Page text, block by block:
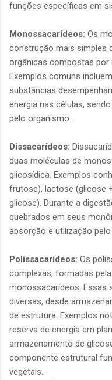
funções específicas em
Monossacarídeos: Os
construção mais simples
orgânicas compostas por
Exemplos comuns
substâncias
energia nas células,
pelo organismo.
Dissacarídeos:
duas moléculas de
glicosídica. Exemplos
frutose), lactose (glicose
glicose). Durante a
quebrados em seus
absorção e utilização
Polissacarídeos: Os
complexas, formadas
monossacarídeos. Essas
diversas, desde
de estrutura. Exemplos
reserva de energia em
armazenamento de
componente estrutural
vegetais.